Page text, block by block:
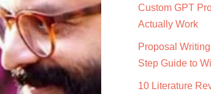
Custom GPT
Actually Work
Proposal
Step Guide to
10 Literature